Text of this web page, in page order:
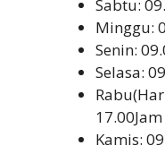
Sabtu:
Minggu:
Senin:
Selasa:
Kamis: